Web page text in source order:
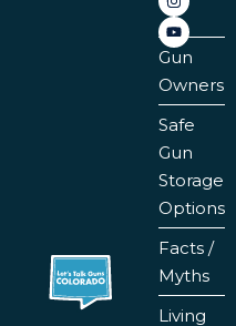
Gun
Owners
Safe
Gun
Storage
Options
Facts /
Myths
Living